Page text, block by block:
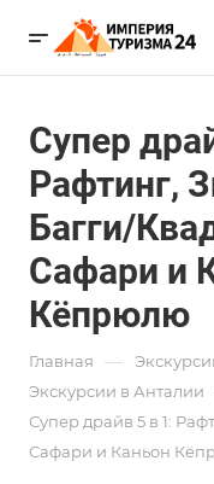
Супер
Рафтинг,
Багги/
Сафари и
Кёпрюлю
Главная —
Экскурсии в Анталии
Супер драйв 5 в 1:
Сафари и Каньон